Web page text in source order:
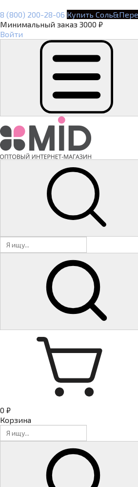
8 (800) 200-28-06 Купить
Минимальный заказ 3000 ₽
Войти
0 ₽
Корзина